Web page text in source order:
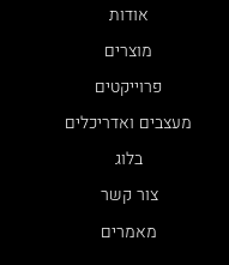
אודות
מוצרים
פרוייקטים
מעצבים ואדריכלים
בלוג
צור קשר
מאמרים